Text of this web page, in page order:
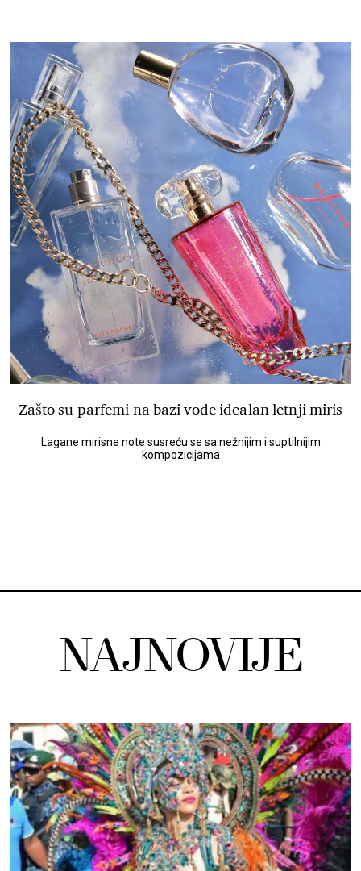
Zašto su parfemi na bazi vode idealan letnji miris
Lagane mirisne note susreću se sa nežnijim i suptilnijim
kompozicijama
NAJNOVIJE